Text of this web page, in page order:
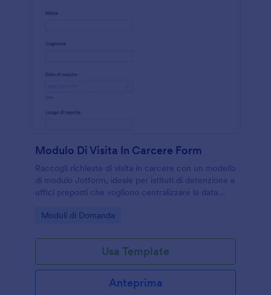
Modulo Di Visita In Carcere Form
Raccogli richieste di visita in carcere con un modello
di modulo Jotform, ideale per istituti di detenzione e
uffici preposti che vogliono centralizzare la data
coerente.
Go to Category:
Moduli di Domanda
Usa Template
Anteprima